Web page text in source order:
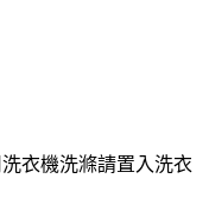
衣機洗滌請置入洗衣